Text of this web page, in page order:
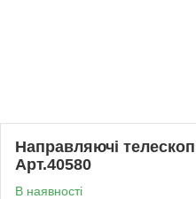
Направляючі
Арт.40580
В наявності